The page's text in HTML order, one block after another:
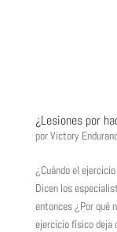
¿Lesiones por
porVictory
¿Cuándo el
Dicen los
entonces ¿Por qué
ejercicio físico deja